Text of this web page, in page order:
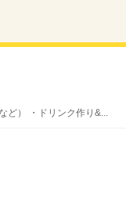
ど） ・ドリンク作り&...